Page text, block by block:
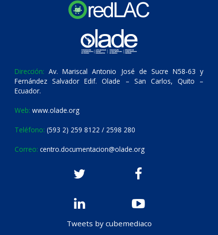
Dirección: Av. Mariscal Antonio José de Sucre N58-63 y
Fernández Salvador Edif. Olade – San Carlos, Quito –
Ecuador.
Web: www.olade.org
Teléfono: (593 2) 259 8122 / 2598 280
Correo: centro.documentacion@olade.org
Tweets by cubemediaco